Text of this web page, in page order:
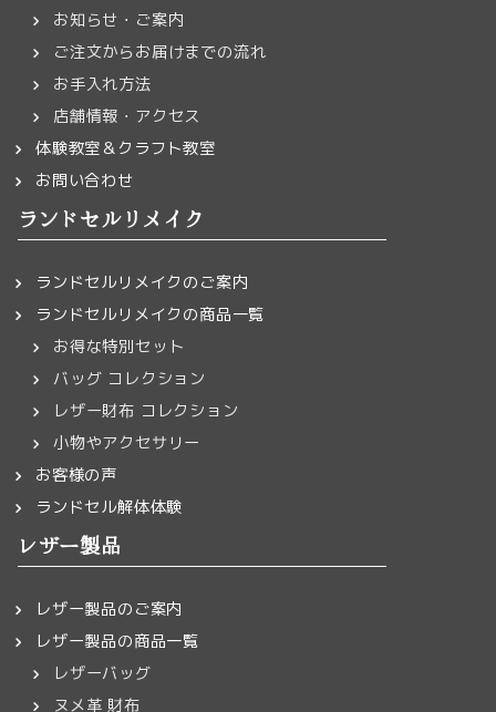
お知らせ・ご案内
ご注文からお届けまでの流れ
お手入れ方法
店舗情報・アクセス
体験教室＆クラフト教室
お問い合わせ
ランドセルリメイク
ランドセルリメイクのご案内
ランドセルリメイクの商品一覧
お得な特別セット
バッグ コレクション
レザー財布 コレクション
小物やアクセサリー
お客様の声
ランドセル解体体験
レザー製品
レザー製品のご案内
レザー製品の商品一覧
レザーバッグ
ヌメ革 財布